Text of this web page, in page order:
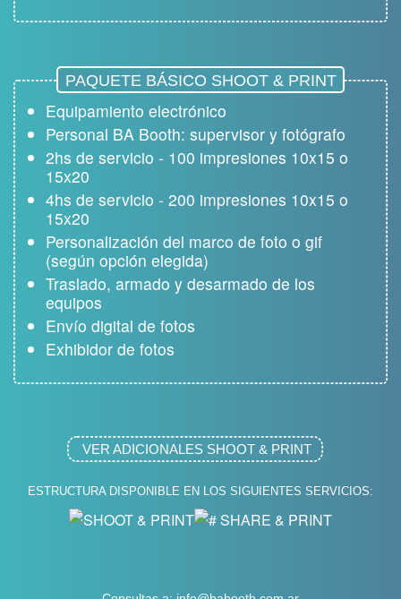
PAQUETE BÁSICO SHOOT & PRINT
Equipamiento electrónico
Personal BA Booth: supervisor y fotógrafo
2hs de servicio - 100 impresiones 10x15 o
15x20
4hs de servicio - 200 impresiones 10x15 o
15x20
Personalización del marco de foto o gif
(según opción elegida)
Traslado, armado y desarmado de los
equipos
Envío digital de fotos
Exhibidor de fotos
VER ADICIONALES SHOOT & PRINT
ESTRUCTURA DISPONIBLE EN LOS SIGUIENTES SERVICIOS: